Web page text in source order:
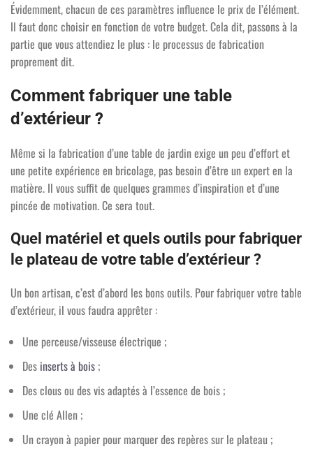
Évidemment, chacun de ces paramètres influence le prix de l’élément.
Il faut donc choisir en fonction de votre budget. Cela dit, passons à la
partie que vous attendiez le plus : le processus de fabrication
proprement dit.
Comment fabriquer une table
d’extérieur ?
Même si la fabrication d’une table de jardin exige un peu d’effort et
une petite expérience en bricolage, pas besoin d’être un expert en la
matière. Il vous suffit de quelques grammes d’inspiration et d’une
pincée de motivation. Ce sera tout.
Quel matériel et quels outils pour fabriquer
le plateau de votre table d’extérieur ?
Un bon artisan, c’est d’abord les bons outils. Pour fabriquer votre table
d’extérieur, il vous faudra apprêter :
Une perceuse/visseuse électrique ;
Des inserts à bois ;
Des clous ou des vis adaptés à l’essence de bois ;
Une clé Allen ;
Un crayon à papier pour marquer des repères sur le plateau ;